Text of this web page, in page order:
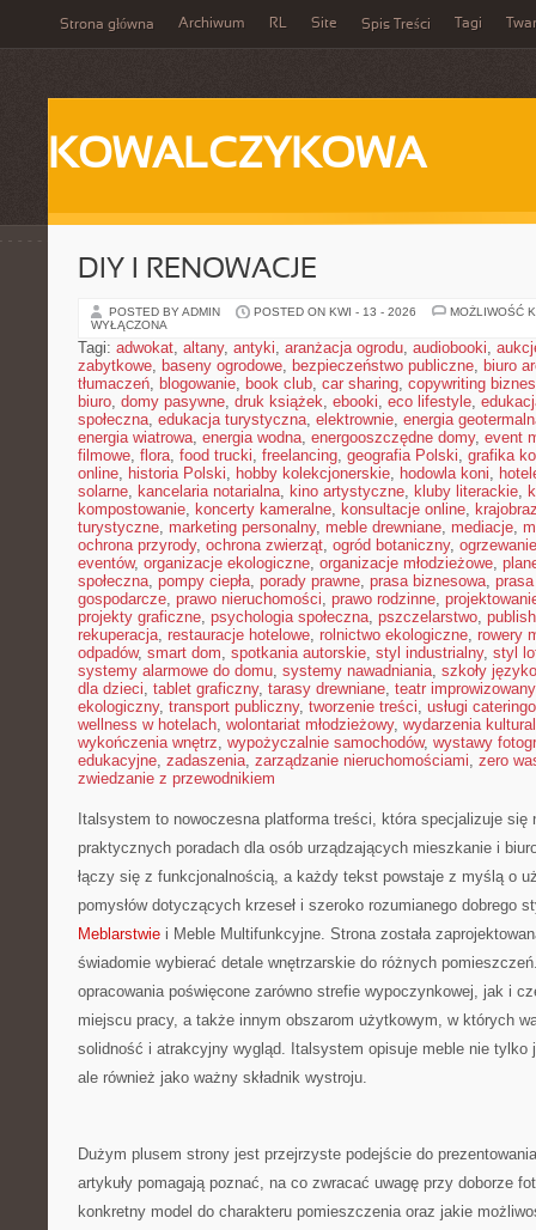
Strona główna Archiwum RL Site Spis Treści Tagi
KOWALCZYKOWA
DIY I RENOWACJE
POSTED BY ADMIN POSTED ON KWI - 13 - 2026
MOŻLIWOŚĆ
WYŁĄCZONA
Tagi: adwokat, altany, antyki, aranżacja ogrodu, audiobooki,
zabytkowe, baseny ogrodowe, bezpieczeństwo publiczne, biuro
tłumaczeń, blogowanie, book club, car sharing, copywriting
biuro, domy pasywne, druk książek, ebooki, eco lifestyle,
społeczna, edukacja turystyczna, elektrownie, energia
energia wiatrowa, energia wodna, energooszczędne domy, event
filmowe, flora, food trucki, freelancing, geografia Polski, grafika
online, historia Polski, hobby kolekcjonerskie, hodowla koni,
solarne, kancelaria notarialna, kino artystyczne, kluby literackie,
kompostowanie, koncerty kameralne, konsultacje online,
turystyczne, marketing personalny, meble drewniane, mediacje,
ochrona przyrody, ochrona zwierząt, ogród botaniczny,
eventów, organizacje ekologiczne, organizacje młodzieżowe,
społeczna, pompy ciepła, porady prawne, prasa biznesowa,
gospodarcze, prawo nieruchomości, prawo rodzinne,
projekty graficzne, psychologia społeczna, pszczelarstwo,
rekuperacja, restauracje hotelowe, rolnictwo ekologiczne, rowery
odpadów, smart dom, spotkania autorskie, styl industrialny, styl
systemy alarmowe do domu, systemy nawadniania, szkoły
dla dzieci, tablet graficzny, tarasy drewniane, teatr improwizowany
ekologiczny, transport publiczny, tworzenie treści, usługi
wellness w hotelach, wolontariat młodzieżowy, wydarzenia
wykończenia wnętrz, wypożyczalnie samochodów, wystawy
edukacyjne, zadaszenia, zarządzanie nieruchomościami, zero
zwiedzanie z przewodnikiem
Italsystem to nowoczesna platforma treści, która specjalizuje się
praktycznych poradach dla osób urządzających mieszkanie i
łączy się z funkcjonalnością, a każdy tekst powstaje z myślą o
pomysłów dotyczących krzeseł i szeroko rozumianego dobrego
Meblarstwie i Meble Multifunkcyjne. Strona została
świadomie wybierać detale wnętrzarskie do różnych
opracowania poświęcone zarówno strefie wypoczynkowej, jak i
miejscu pracy, a także innym obszarom użytkowym, w których
solidność i atrakcyjny wygląd. Italsystem opisuje meble nie tylko
ale również jako ważny składnik wystroju.
Dużym plusem strony jest przejrzyste podejście do
artykuły pomagają poznać, na co zwracać uwagę przy doborze
konkretny model do charakteru pomieszczenia oraz jakie